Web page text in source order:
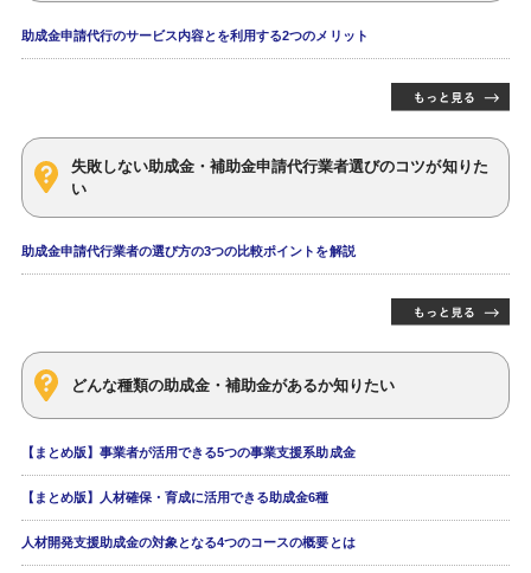
助成金申請代行のサービス内容とを利用する2つのメリット
失敗しない助成金・補助金申請代行業者選びのコツが知りた
い
助成金申請代行業者の選び方の3つの比較ポイントを解説
どんな種類の助成金・補助金があるか知りたい
【まとめ版】事業者が活用できる5つの事業支援系助成金
【まとめ版】人材確保・育成に活用できる助成金6種
人材開発支援助成金の対象となる4つのコースの概要とは